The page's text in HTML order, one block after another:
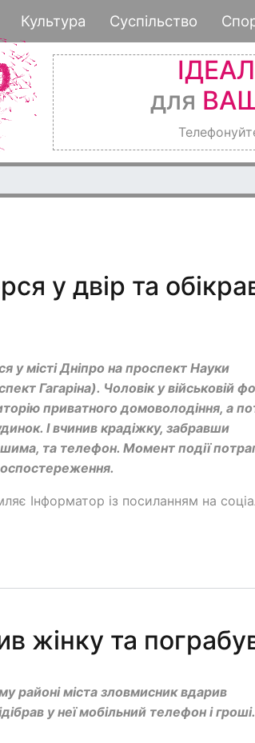
до
основного
Культура Суспільство
для
у двір та
у місті Дніпро на проспект Науки
Гагаріна). Чоловік у військовій
приватного домоволодіння, а
І вчинив крадіжку, забравши
та телефон. Момент події
Інформатор із посиланням на
жінку та
районі міста зловмисник вдарив
у неї мобільний телефон і гроші.